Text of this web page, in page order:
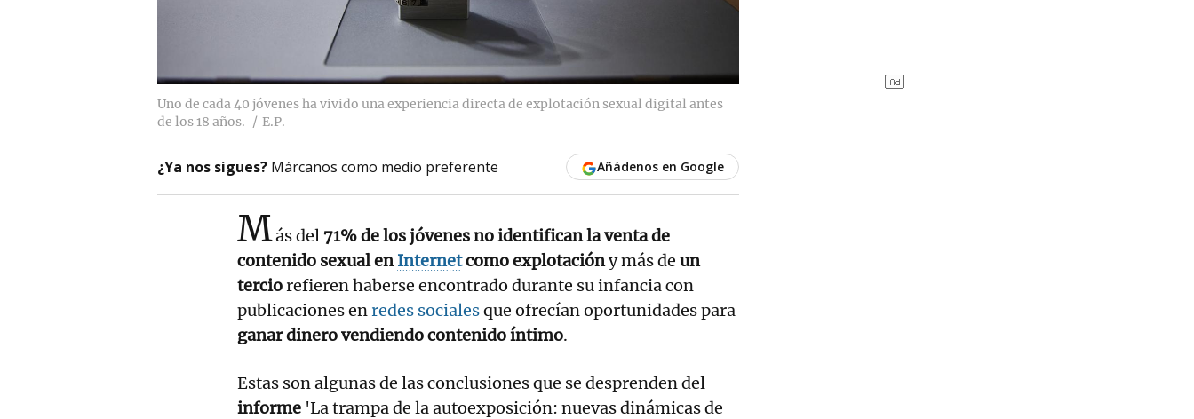
Uno de cada 40 jóvenes ha vivido una experiencia directa de explotación sexual digital antes
de los 18 años.
E.P.
¿Ya nos sigues? Márcanos como medio preferente Añádenos en Google
Más del 71% de los jóvenes no identifican la venta de
contenido sexual enInternetcomo explotacióny más de un
terciorefieren haberse encontrado durante su infancia con
publicaciones enredes socialesque ofrecían oportunidades para
ganar dinero vendiendo contenido íntimo.
Estas son algunas de las conclusiones que se desprenden del
informe 'La trampa de la autoexposición: nuevas dinámicas de